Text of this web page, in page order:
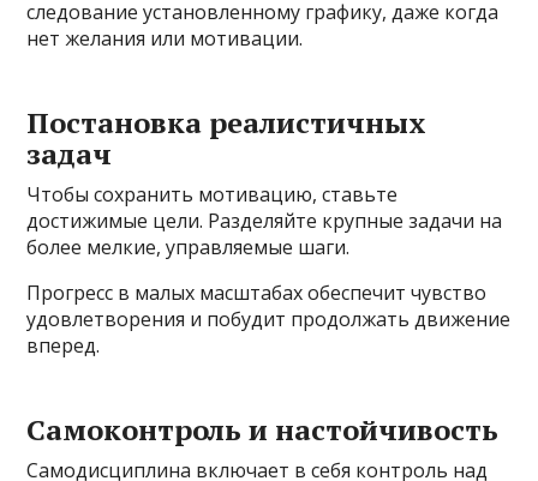
следование установленному графику, даже когда
нет желания или мотивации.
Постановка реалистичных
задач
Чтобы сохранить мотивацию, ставьте
достижимые цели. Разделяйте крупные задачи на
более мелкие, управляемые шаги.
Прогресс в малых масштабах обеспечит чувство
удовлетворения и побудит продолжать движение
вперед.
Самоконтроль и настойчивость
Самодисциплина включает в себя контроль над